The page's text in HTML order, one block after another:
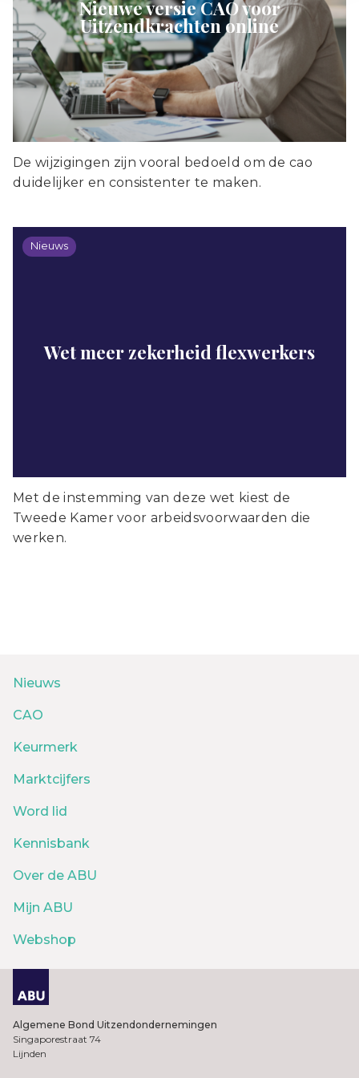
Nieuwe versie CAO voor
Uitzendkrachten online
De wijzigingen zijn vooral bedoeld om de cao
duidelijker en consistenter te maken.
Nieuws
Wet meer zekerheid flexwerkers
Met de instemming van deze wet kiest de
Tweede Kamer voor arbeidsvoorwaarden die
werken.
Nieuws
CAO
Keurmerk
Marktcijfers
Word lid
Kennisbank
Over de ABU
Mijn ABU
Webshop
Algemene Bond Uitzendondernemingen
Singaporestraat 74
Lijnden